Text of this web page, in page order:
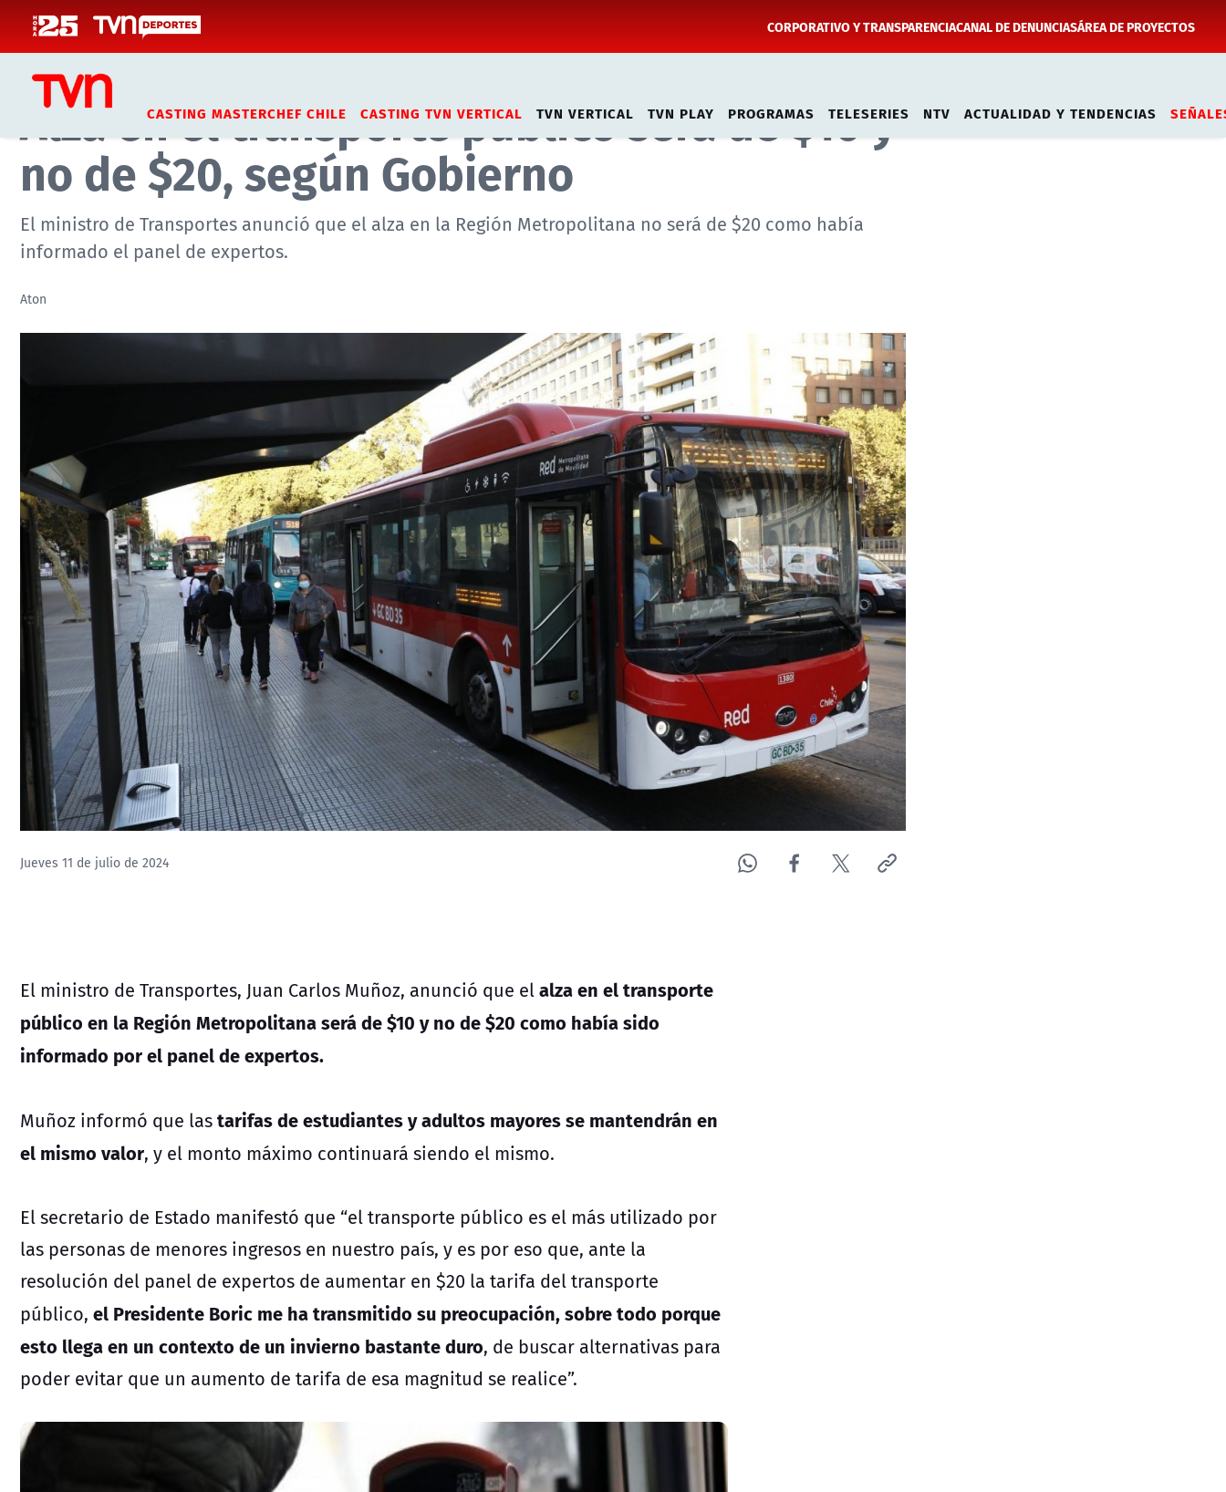
CORPORATIVO Y TRANSPARENCIACANAL DE DENUNCIASÁREA DE PROYECTOS
CASTING MASTERCHEF CHILE CASTING TVN VERTICAL TVN VERTICAL TVN PLAY PROGRAMAS TELESERIES NTV ACTUALIDAD Y TENDENCIAS
Inicio Noticias
Alza en el transporte público será de $10 y
no de $20, según Gobierno
El ministro de Transportes anunció que el alza en la Región Metropolitana no será de $20 como había
informado el panel de expertos.
Aton
Jueves 11 de julio de 2024
El ministro de Transportes, Juan Carlos Muñoz, anunció que elalza en el transporte
público en la Región Metropolitana será de $10 y no de $20 como había sido
informado por el panel de expertos.
Muñoz informó que lastarifas de estudiantes y adultos mayores se mantendrán en
el mismo valor, y el monto máximo continuará siendo el mismo.
El secretario de Estado manifestó que “el transporte público es el más utilizado por
las personas de menores ingresos en nuestro país, y es por eso que, ante la
resolución del panel de expertos de aumentar en $20 la tarifa del transporte
público, el Presidente Boric me ha transmitido su preocupación, sobre todo porque
esto llega en un contexto de un invierno bastante duro, de buscar alternativas para
poder evitar que un aumento de tarifa de esa magnitud se realice”.